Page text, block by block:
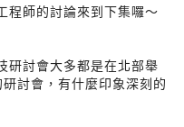
程師的討論來到下集囉～
研討會大多都是在北部舉
討會，有什麼印象深刻的